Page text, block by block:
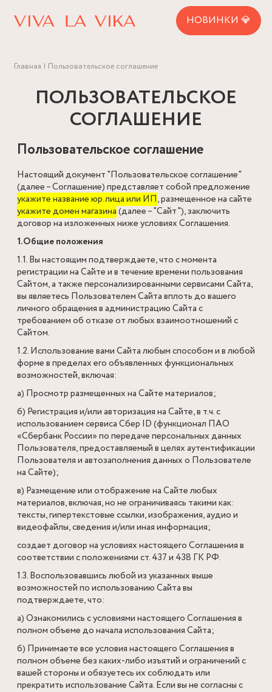
НОВИНКИ 💎
Главная Пользовательское соглашение
ПОЛЬЗОВАТЕЛЬСКОЕ
СОГЛАШЕНИЕ
Пользовательское соглашение
Настоящий документ "Пользовательское соглашение"
(далее – Соглашение) представляет собой предложение
укажите название юр.лица или ИП, размещенное на сайте
укажите домен магазина(далее – "Сайт"), заключить
договор на изложенных ниже условиях Соглашения.
1.Общие положения
1.1. Вы настоящим подтверждаете, что с момента
регистрации на Сайте и в течение времени пользования
Сайтом, а также персонализированными сервисами Сайта,
вы являетесь Пользователем Сайта вплоть до вашего
личного обращения в администрацию Сайта с
требованием об отказе от любых взаимоотношений с
Сайтом.
1.2. Использование вами Сайта любым способом и в любой
форме в пределах его объявленных функциональных
возможностей, включая:
а) Просмотр размещенных на Сайте материалов;
б) Регистрация и/или авторизация на Сайте, в т.ч.с
использованием сервиса Сбер ID (функционал ПАО
«Сбербанк России» по передаче персональных данных
Пользователя, предоставляемый в целях аутентификации
Пользователя и автозаполнения данных о Пользователе
на Сайте);
в) Размещение или отображение на Сайте любых
материалов, включая, но не ограничиваясь такими как:
тексты, гипертекстовые ссылки, изображения, аудио и
видеофайлы, сведения и/или иная информация;
создает договор на условиях настоящего Соглашения в
соответствии с положениями ст. 437 и 438 ГК РФ.
1.3. Воспользовавшись любой из указанных выше
возможностей по использованию Сайта вы
подтверждаете, что:
а) Ознакомились с условиями настоящего Соглашения в
полном объеме до начала использования Сайта;
б) Принимаете все условия настоящего Соглашения в
полном объеме без каких-либо изъятий и ограничений с
вашей стороны и обязуетесь их соблюдать или
прекратить использование Сайта. Если вы не согласны с